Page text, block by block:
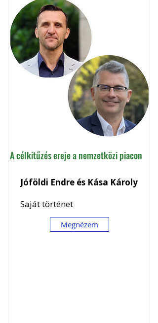
A célkitűzés ereje a nemzetközi piacon
Jóföldi Endre és Kása Károly
Saját történet
Megnézem